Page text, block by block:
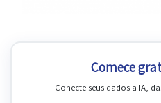
Comece
Conecte seus dados a IA,